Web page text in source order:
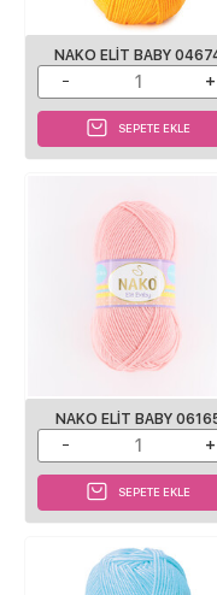
NAKO ELIT BABY
SEPETE EKLE
NAKO ELIT BABY
SEPETE EKLE